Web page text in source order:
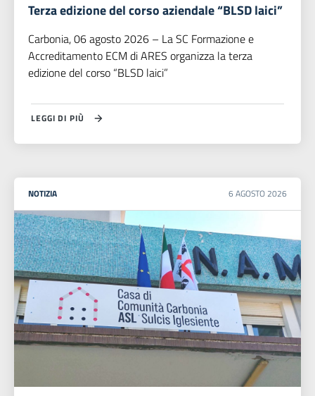
Terza edizione del corso aziendale “BLSD laici”
Carbonia, 06 agosto 2026 – La SC Formazione e
Accreditamento ECM di ARES organizza la terza
edizione del corso “BLSD laici”
LEGGI DI PIÙ
NOTIZIA 6 AGOSTO 2026